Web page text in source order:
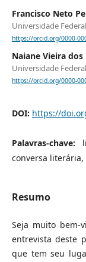
Francisco Neto
Universidade
https://orcid.org/0000-
Naiane Vieira dos
Universidade
https://orcid.org/0000-
DOI: https://
Palavras-chave:
conversa literária,
Resumo
Seja muito bem-
entrevista deste
que tem seu